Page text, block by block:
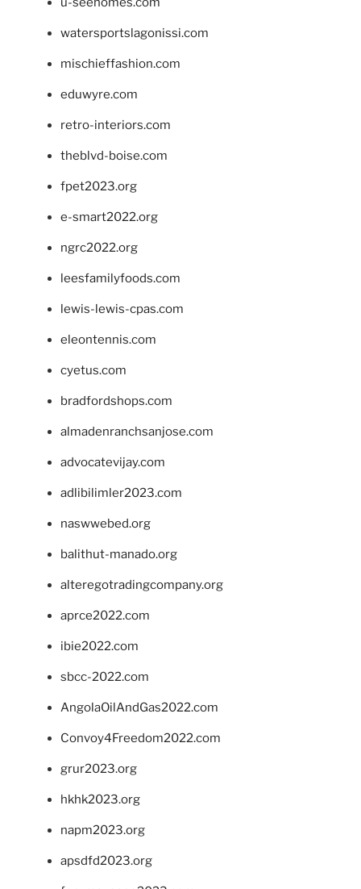
watersportslagonissi.com
mischieffashion.com
eduwyre.com
retro-interiors.com
theblvd-boise.com
fpet2023.org
e-smart2022.org
ngrc2022.org
leesfamilyfoods.com
lewis-lewis-cpas.com
eleontennis.com
cyetus.com
bradfordshops.com
almadenranchsanjose.com
advocatevijay.com
adlibilimler2023.com
naswwebed.org
balithut-manado.org
alteregotradingcompany.org
aprce2022.com
ibie2022.com
sbcc-2022.com
AngolaOilAndGas2022.com
Convoy4Freedom2022.com
grur2023.org
hkhk2023.org
napm2023.org
apsdfd2023.org